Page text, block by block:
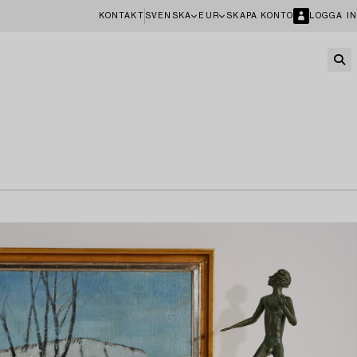
KONTAKT SVENSKA EUR SKAPA KONTO LOGGA IN